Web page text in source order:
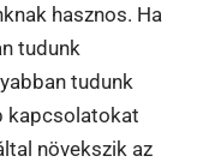
hasznos. Ha
tudunk
tudunk
kapcsolatokat
növekszik az